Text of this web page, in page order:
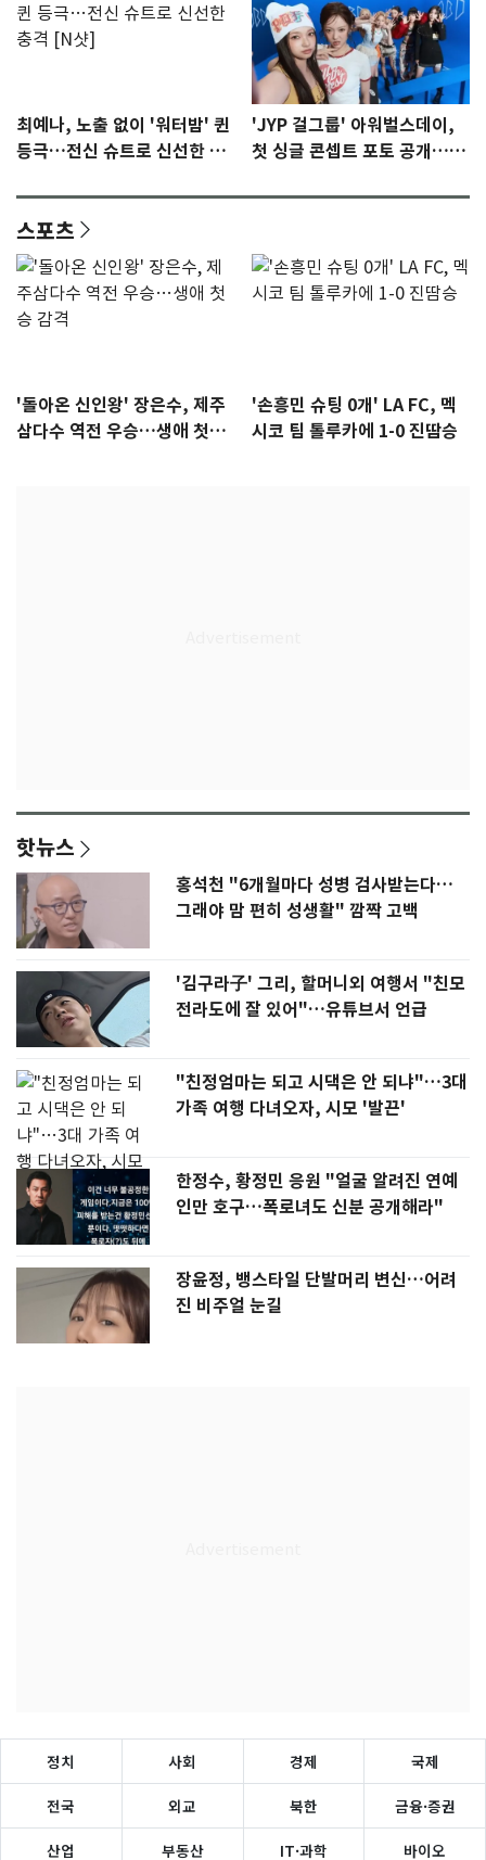
최예나, 노출 없이 '워터밤' 퀸
등극…전신 슈트로 신선한 충
'JYP 걸그룹' 아워벌스데이,
첫 싱글 콘셉트 포토 공개…청
스포츠
'돌아온 신인왕' 장은수, 제주
삼다수 역전 우승…생애 첫승
'손흥민 슈팅 0개' LA FC, 멕
시코 팀 톨루카에 1-0 진땀승
핫뉴스
홍석천 "6개월마다 성병 검사받는다…
그래야 맘 편히 성생활" 깜짝 고백
'김구라子' 그리, 할머니외 여행서 "친모
전라도에 잘 있어"…유튜브서 언급
"친정엄마는 되고 시댁은 안 되냐"…3대
가족 여행 다녀오자, 시모 '발끈'
한정수, 황정민 응원 "얼굴 알려진 연예
인만 호구…폭로녀도 신분 공개해라"
장윤정, 뱅스타일 단발머리 변신…어려
진 비주얼 눈길
정치 사회 경제 국제
전국 외교 북한 금융·증권
산업 부동산 IT·과학 바이오